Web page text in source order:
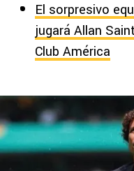
El sorpresivo
jugará Allan
Club América